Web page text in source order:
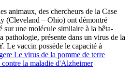
animaux, des chercheurs de la Case
(Cleveland – Ohio) ont démontré
sur une molécule similaire à la bêta-
pathologie, présente dans un virus de la
Le vaccin possède le capacité à
Le virus de la pomme de terre
la maladie d'Alzheimer